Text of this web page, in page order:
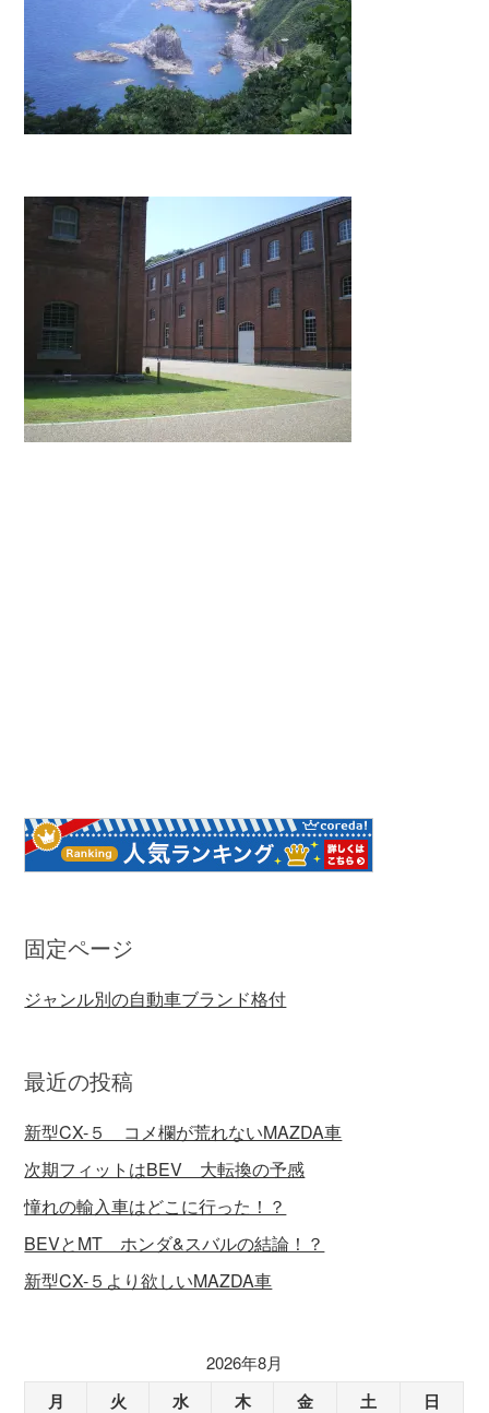
固定ページ
ジャンル別の自動車ブランド格付
最近の投稿
新型CX-５ コメ欄が荒れないMAZDA車
次期フィットはBEV 大転換の予感
憧れの輸入車はどこに行った！？
BEVとMT ホンダ&スバルの結論！？
新型CX-５より欲しいMAZDA車
2026年8月
月 火 水 木 金 土 日